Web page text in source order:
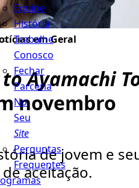
Equipe
História
Trabalhe
Conosco
Fechar
Parceria
No
Seu
Site
Perguntas
Frequentes
em Geral
Ayamachi
novembro
de jovem e
aceitação.